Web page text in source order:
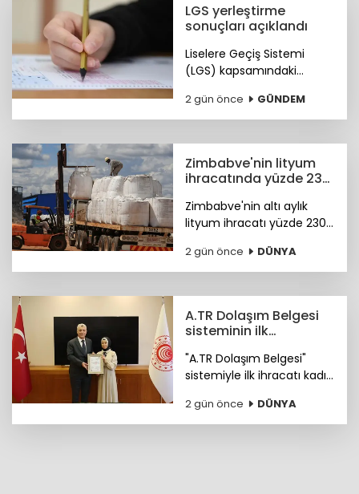
LGS yerleştirme
sonuçları açıklandı
Liselere Geçiş Sistemi
(LGS) kapsamındaki
"www.meb.gov.tr"
adresinden erişime açıldı.
2 gün önce GÜNDEM
Zimbabve'nin lityum
ihracatında yüzde 230
Zimbabve'nin altı aylık
lityum ihracatı yüzde 230
2 gün önce DÜNYA
A.TR Dolaşım Belgesi
sisteminin ilk
Özçelik oldu
"A.TR Dolaşım Belgesi"
sistemiyle ilk ihracatı kadın
yaptı.
2 gün önce DÜNYA